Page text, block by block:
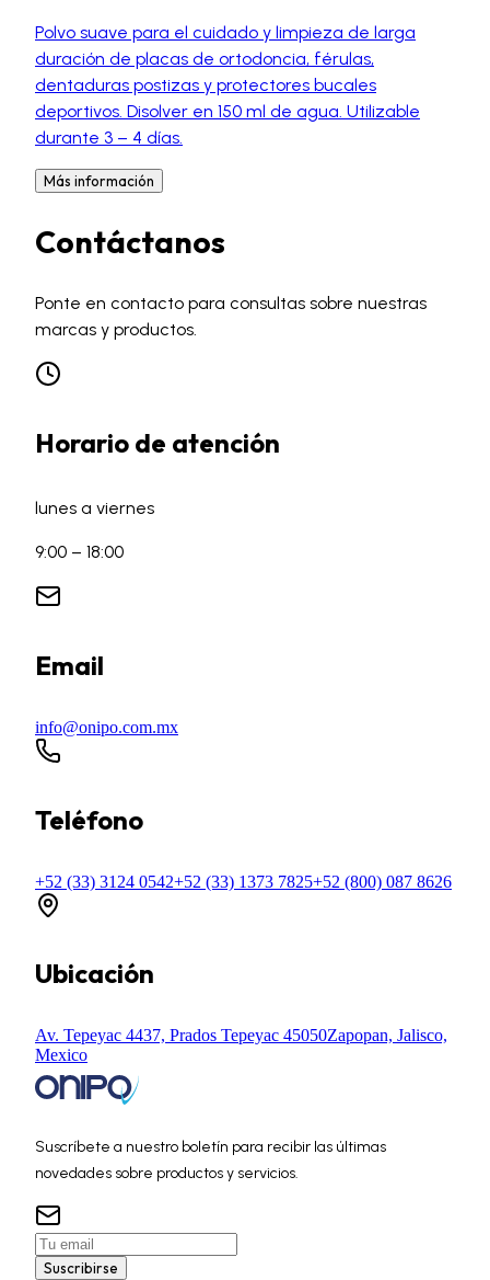
Polvo suave para el cuidado y limpieza de larga
duración de placas de ortodoncia, férulas,
dentaduras postizas y protectores bucales
deportivos. Disolver en 150 ml de agua. Utilizable
durante 3 – 4 días.
Más información
Contáctanos
Ponte en contacto para consultas sobre nuestras
marcas y productos.
Horario de atención
lunes a viernes
9:00 – 18:00
Email
info@onipo.com.mx
Teléfono
+52 (33) 3124 0542+52 (33) 1373 7825+52 (800) 087 8626
Ubicación
Av. Tepeyac 4437, Prados Tepeyac 45050Zapopan, Jalisco,
Mexico
Suscríbete a nuestro boletín para recibir las últimas
novedades sobre productos y servicios.
Suscribirse